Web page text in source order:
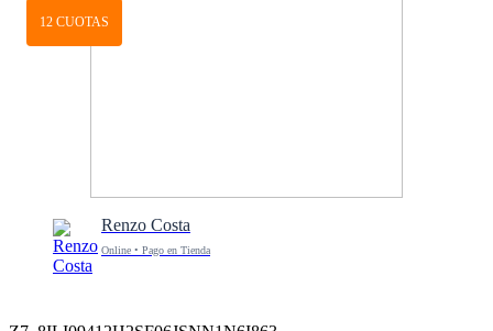
12 CUOTAS
Renzo Costa
Online • Pago en Tienda